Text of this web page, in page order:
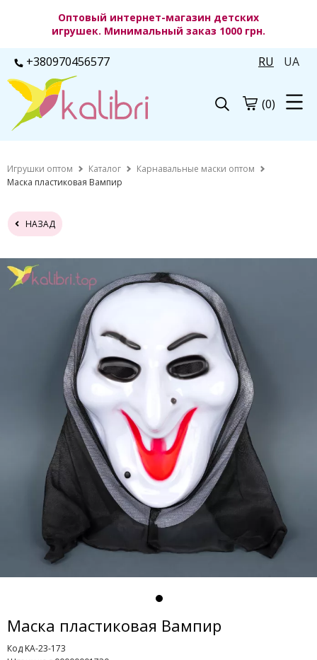
Оптовый интернет-магазин детских
игрушек. Минимальный заказ 1000 грн.
+380970456577 RU UA
(0)
Игрушки оптом Каталог
Карнавальные маски оптом
Маска пластиковая Вампир
НАЗАД
Маска пластиковая Вампир
Код KA-23-173